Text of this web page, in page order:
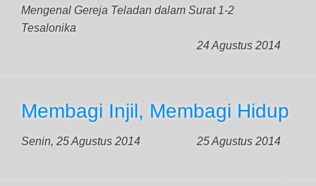
Mengenal Gereja Teladan dalam Surat 1-2
Tesalonika
24 Agustus 2014
Membagi Injil, Membagi Hidup
Senin, 25 Agustus 2014 25 Agustus 2014